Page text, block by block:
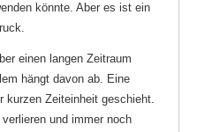
könnte. Aber es ist ein
einen langen Zeitraum
hängt davon ab. Eine
kurzen Zeiteinheit geschieht.
und immer noch